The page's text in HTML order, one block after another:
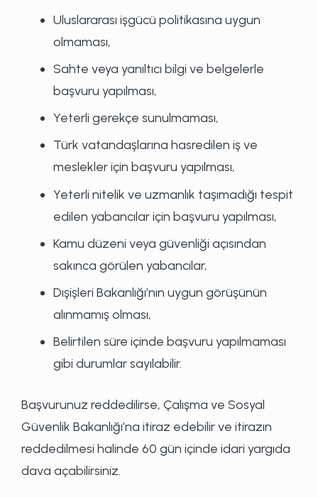
Uluslararası işgücü politikasına uygun
olmaması,
Sahte veya yanıltıcı bilgi ve belgelerle
başvuru yapılması,
Yeterli gerekçe sunulmaması,
Türk vatandaşlarına hasredilen iş ve
meslekler için başvuru yapılması,
Yeterli nitelik ve uzmanlık taşımadığı tespit
edilen yabancılar için başvuru yapılması,
Kamu düzeni veya güvenliği açısından
sakınca görülen yabancılar,
Dışişleri Bakanlığı’nın uygun görüşünün
alınmamış olması,
Belirtilen süre içinde başvuru yapılmaması
gibi durumlar sayılabilir.
Başvurunuz reddedilirse, Çalışma ve Sosyal
Güvenlik Bakanlığı’na itiraz edebilir ve itirazın
reddedilmesi halinde 60 gün içinde idari yargıda
dava açabilirsiniz.